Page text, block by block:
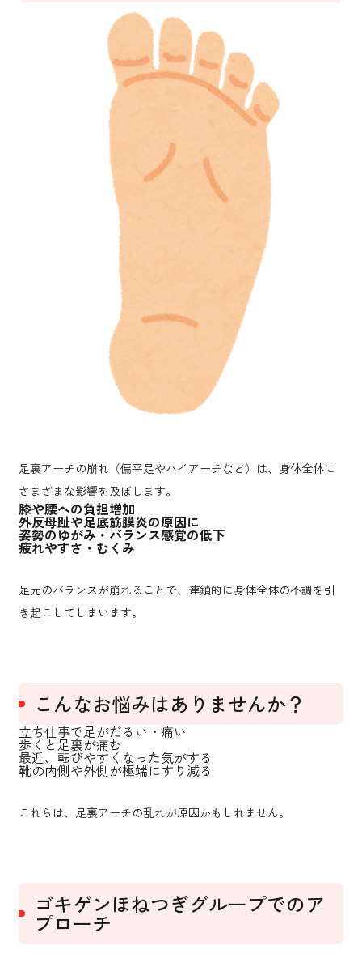
足裏アーチの崩れ（偏平足やハイアーチなど）は、身体全体に
さまざまな影響を及ぼします。
膝や腰への負担増加
外反母趾や足底筋膜炎の原因に
姿勢のゆがみ・バランス感覚の低下
疲れやすさ・むくみ
足元のバランスが崩れることで、連鎖的に身体全体の不調を引
き起こしてしまいます。
こんなお悩みはありませんか？
立ち仕事で足がだるい・痛い
歩くと足裏が痛む
最近、転びやすくなった気がする
靴の内側や外側が極端にすり減る
これらは、足裏アーチの乱れが原因かもしれません。
ゴキゲンほねつぎグループでのア
プローチ